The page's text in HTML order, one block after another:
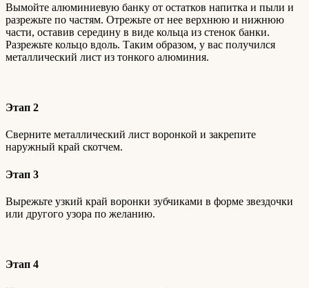
Вымойте алюминиевую банку от остатков напитка и пыли и
разрежьте по частям. Отрежьте от нее верхнюю и нижнюю
части, оставив середину в виде кольца из стенок банки.
Разрежьте кольцо вдоль. Таким образом, у вас получился
металлический лист из тонкого алюминия.
Этап 2
Сверните металлический лист воронкой и закрепите
наружный край скотчем.
Этап 3
Вырежьте узкий край воронки зубчиками в форме звездочки
или другого узора по желанию.
Этап 4